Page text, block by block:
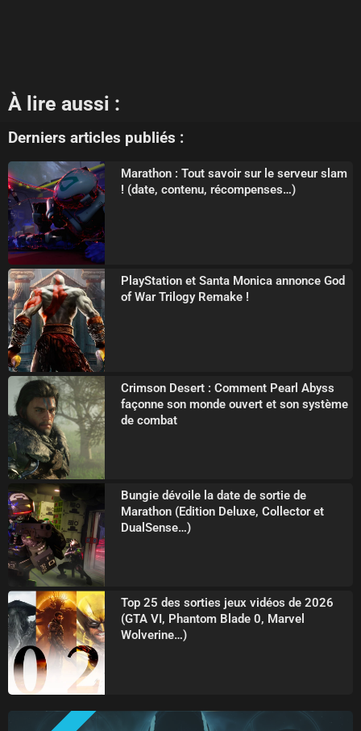
À lire aussi :
Derniers articles publiés :
Marathon : Tout savoir sur le serveur slam
! (date, contenu, récompenses…)
PlayStation et Santa Monica annonce God
of War Trilogy Remake !
Crimson Desert : Comment Pearl Abyss
façonne son monde ouvert et son système
de combat
Bungie dévoile la date de sortie de
Marathon (Edition Deluxe, Collector et
DualSense…)
Top 25 des sorties jeux vidéos de 2026
(GTA VI, Phantom Blade 0, Marvel
Wolverine…)